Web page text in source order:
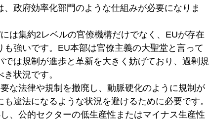
政府効率化部門のような仕組みが必要になりま
は集約2レベルの官僚機構だけでなく、EUが存在
強いです。EU本部は官僚主義の大聖堂と言って
では規制が進歩と革新を大きく妨げており、過剰規
状況です。
な法律や規制を撤廃し、動脈硬化のように規制が
違法になるような状況を避けるために必要です。
、公的セクターの低生産性またはマイナス生産性